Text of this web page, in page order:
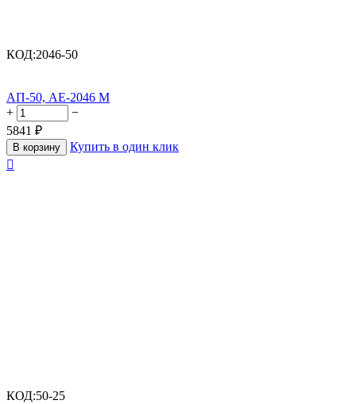
КОД:2046-50
АП-50, АЕ-2046 М
+
−
5841 ₽
В корзину
Купить в один клик

КОД:50-25